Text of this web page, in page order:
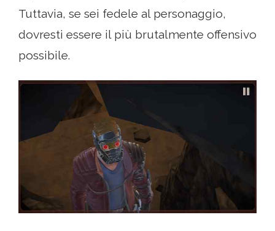
Tuttavia, se sei fedele al personaggio,
dovresti essere il più brutalmente offensivo
possibile.